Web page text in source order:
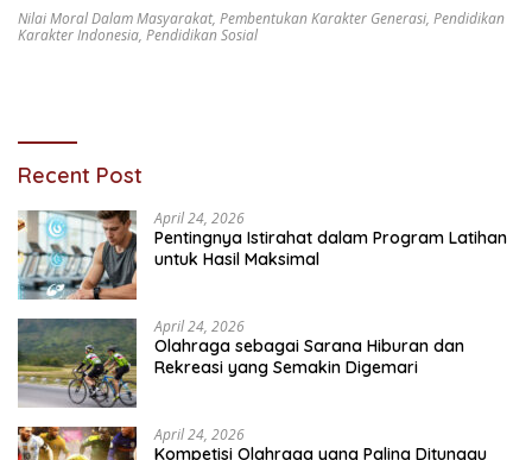
Nilai Moral Dalam Masyarakat, Pembentukan Karakter Generasi, Pendidikan
Karakter Indonesia, Pendidikan Sosial
Recent Post
April 24, 2026
Pentingnya Istirahat dalam Program Latihan
untuk Hasil Maksimal
April 24, 2026
Olahraga sebagai Sarana Hiburan dan
Rekreasi yang Semakin Digemari
April 24, 2026
Kompetisi Olahraga yang Paling Ditunggu